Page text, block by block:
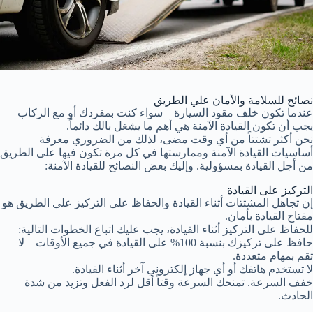
نصائح للسلامة والأمان علي الطريق
عندما تكون خلف مقود السيارة – سواء كنت بمفردك أو مع الركاب –
يجب أن تكون القيادة الآمنة هي أهم ما يشغل بالك دائماً.
نحن أكثر تشتتاً من أي وقت مضى، لذلك من الضروري معرفة
أساسيات القيادة الآمنة وممارستها في كل مرة تكون فيها على الطريق
من أجل القيادة بمسؤولية. وإليك بعض النصائح للقيادة الآمنة:
التركيز على القيادة
إن تجاهل المشتتات أثناء القيادة والحفاظ على التركيز على الطريق هو
مفتاح القيادة بأمان.
للحفاظ على التركيز أثناء القيادة، يجب عليك اتباع الخطوات التالية:
حافظ على تركيزك بنسبة 100% على القيادة في جميع الأوقات – لا
تقم بمهام متعددة.
لا تستخدم هاتفك أو أي جهاز إلكتروني آخر أثناء القيادة.
خفف السرعة. تمنحك السرعة وقتاً أقل لرد الفعل وتزيد من شدة
الحادث.